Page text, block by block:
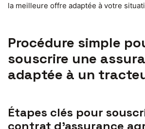
la meilleure offre adaptée à votre
Procédure simple
souscrire une
adaptée à un
Étapes clés pour
contrat d’assurance